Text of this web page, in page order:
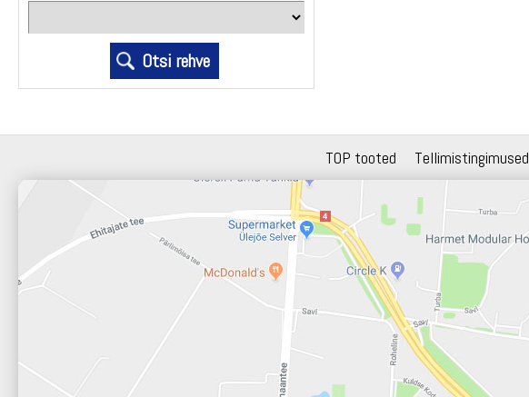
TOP tooted Tellimistingimused